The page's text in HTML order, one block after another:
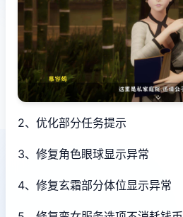
2、优化部分任务提示
3、修复角色眼球显示异常
4、修复玄霜部分体位显示异常